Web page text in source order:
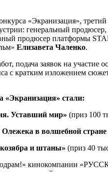
«Экранизация»,
генеральный
продюсер платформы
Елизавета Чаленко.
подача заявок на участие
с кратким изложением
«Экранизация» стали:
Уставший мир» (приз 100
в волшебной стране
и штаны» (приз 40
кинокомпании